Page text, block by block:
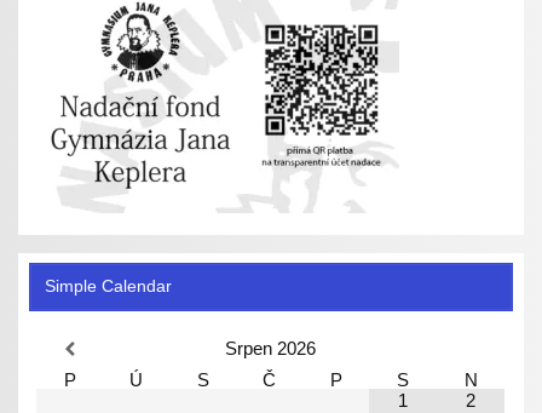
Simple Calendar
Srpen 2026
P
Ú S Č P S
N
1
2